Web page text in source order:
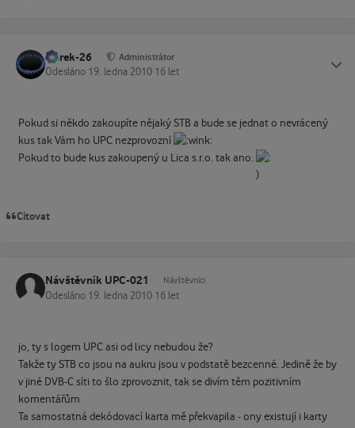
Marek-26 Administrátor
Odesláno 19. ledna 2010 16 let
Pokud si někdo zakoupíte nějaký STB a bude se jednat o nevrácený
kus tak Vám ho UPC nezprovozní
Pokud to bude kus zakoupený u Lica s.r.o. tak ano.
Citovat
Návštěvník UPC-021 Návštěvníci
Odesláno 19. ledna 2010 16 let
jo, ty s logem UPC asi od licy nebudou že?
Takže ty STB co jsou na aukru jsou v podstatě bezcenné. Jedině že by
v jiné DVB-C síti to šlo zprovoznit, tak se divím těm pozitivním
komentářům
Ta samostatná dekódovací karta mě překvapila - ony existují i karty